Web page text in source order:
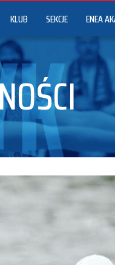
KLUB SEKCJE ENEA